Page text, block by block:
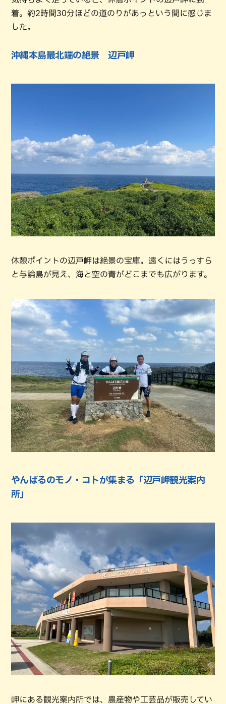
着。約2時間30分ほどの道のりがあっという間に感じま
した。
沖縄本島最北端の絶景 辺戸岬
休憩ポイントの辺戸岬は絶景の宝庫。遠くにはうっすら
と与論島が見え、海と空の青がどこまでも広がります。
やんばるのモノ・コトが集まる「辺戸岬観光案内
所」
岬にある観光案内所では、農産物や工芸品が販売してい